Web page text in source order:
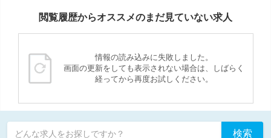
閲覧履歴からオススメのまだ見ていない求人
情報の読み込みに失敗しました。
画面の更新をしても表示されない場合は、しばらく
経ってから再度お試しください。
どんな求人をお探しですか？ 検索